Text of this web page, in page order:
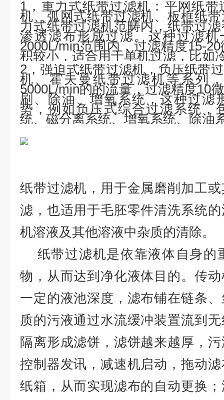
1，重力式纸带过滤机：平网纸
机、弧网式纸带过滤机、板框纸
力式纸带过滤机范畴内，纸带过
渗透滤布形成过滤。这种过滤机
2000L/min范围内，过滤精度15-
积较小，适合用于单机过滤，比如
2，强迫式纸带过滤机，负压纸带
机、霍夫曼纸带过滤机等系列
5000L/min的的流量，过滤精度10
刷、除油、增氧系统，这种过滤
势，例如负压式综合过滤系统，
统、磁分离系统、增氧系统、除油
纸带过滤机，用于金属磨削加工
滤，也适用于毛胚零件清洗系统
机溶液及其他溶液中杂质的清除。
纸带过滤机是依靠液体自身的
物，从而达到净化液体目的。传
一定的液池深度，滤布铺在链条
质的污液通过水流缓冲装置流到
隔离形成滤饼，滤饼越来越厚，
控制器发讯，减速机启动，拖动
纸箱，从而实现滤布的自动更换